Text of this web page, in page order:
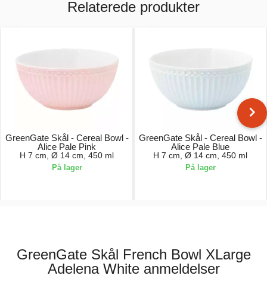
Relaterede produkter
GreenGate Skål - Cereal Bowl -
Alice Pale Pink
H 7 cm, Ø 14 cm, 450 ml
På lager
GreenGate Skål - Cereal Bowl -
Alice Pale Blue
H 7 cm, Ø 14 cm, 450 ml
På lager
GreenGate Skål French Bowl XLarge
Adelena White anmeldelser